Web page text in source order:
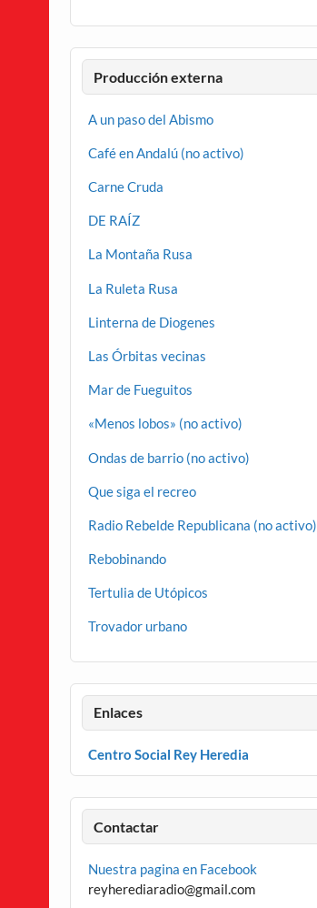
Producción externa
A un paso del Abismo
Café en Andalú (no activo)
Carne Cruda
DE RAÍZ
La Montaña Rusa
La Ruleta Rusa
Linterna de Diogenes
Las Órbitas vecinas
Mar de Fueguitos
«Menos lobos» (no activo)
Ondas de barrio (no activo)
Que siga el recreo
Radio Rebelde Republicana (no activo)
Rebobinando
Tertulia de Utópicos
Trovador urbano
Enlaces
Centro Social Rey Heredia
Contactar
Nuestra pagina en Facebook
reyherediaradio@gmail.com